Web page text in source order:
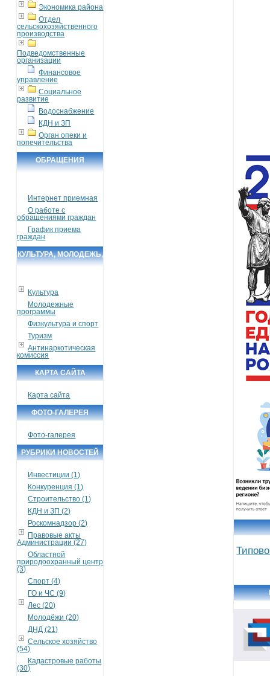
Экономика района
Отдел
сельскохозяйственного
производства
Подведомственные
организации
Финансовое
управление
Социальное
развитие
Водоснабжение
КДН и ЗП
Орган опеки и
попечительства
ОБРАЩЕНИЯ
Интернет приемная
О работе с
обращениями граждан
График приема
граждан
КУЛЬТУРА, МОЛОДЕЖЬ,
Культура
Молодежные
программы
Физкультура и спорт
Туризм
Антинаркотическая
комиссия
КАРТА САЙТА
Карта сайта
ФОТО-ГАЛЕРЕЯ
Фото-галерея
РУБРИКИ НОВОСТЕЙ
Инвестиции (1)
Конкуренция (1)
Строительство (1)
КДН и ЗП (2)
Роскомнадзор (2)
Правовые акты
Администрации (27)
Областной
природоохранный центр
(3)
Спорт (4)
ГО и ЧС (9)
Лес (20)
Молодёжи (20)
ДНД (21)
Сельское хозяйство
(54)
Кадастровые работы
(30)